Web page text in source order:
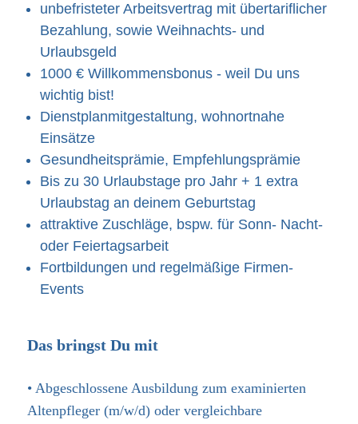
unbefristeter Arbeitsvertrag mit übertariflicher
Bezahlung, sowie Weihnachts- und
Urlaubsgeld
1000 € Willkommensbonus - weil Du uns
wichtig bist!
Dienstplanmitgestaltung, wohnortnahe
Einsätze
Gesundheitsprämie, Empfehlungsprämie
Bis zu 30 Urlaubstage pro Jahr + 1 extra
Urlaubstag an deinem Geburtstag
attraktive Zuschläge, bspw. für Sonn- Nacht-
oder Feiertagsarbeit
Fortbildungen und regelmäßige Firmen-
Events
Das bringst Du mit
• Abgeschlossene Ausbildung zum examinierten
Altenpfleger (m/w/d) oder vergleichbare